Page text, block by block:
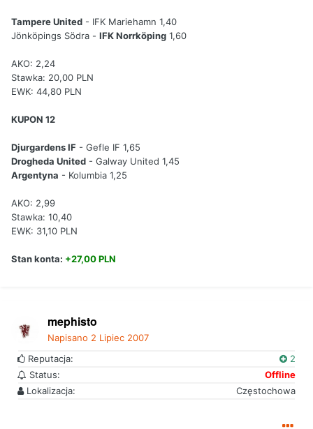
Tampere United - IFK Mariehamn 1,40
Jönköpings Södra - IFK Norrköping 1,60
AKO: 2,24
Stawka: 20,00 PLN
EWK: 44,80 PLN
KUPON 12
Djurgardens IF - Gefle IF 1,65
Drogheda United - Galway United 1,45
Argentyna - Kolumbia 1,25
AKO: 2,99
Stawka: 10,40
EWK: 31,10 PLN
Stan konta: +27,00 PLN
mephisto
Napisano 2 Lipiec 2007
Reputacja:
2
Status:
Offline
Lokalizacja:
Częstochowa